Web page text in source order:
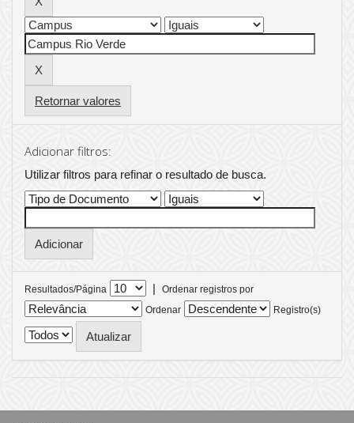
Retornar valores
Adicionar filtros:
Utilizar filtros para refinar o resultado de busca.
Resultados/Página |
Ordenar registros por
Ordenar
Registro(s)